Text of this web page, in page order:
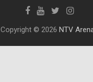
Copyright © 2026 NTV